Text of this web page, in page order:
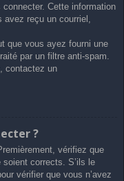
Cette information
reçu un courriel,
que vous ayez fourni une
par un filtre anti-spam.
contactez un
?
vérifiez que
corrects. S’ils le
vérifier que vous n’avez